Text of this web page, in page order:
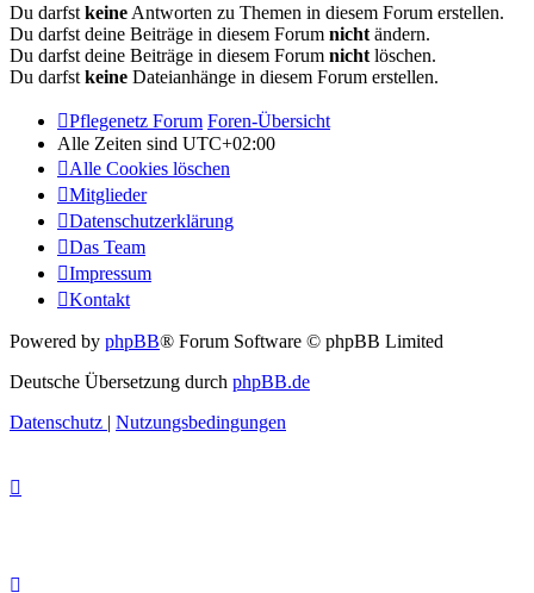
Du darfst keine Antworten zu Themen in diesem Forum erstellen.
Du darfst deine Beiträge in diesem Forum nicht ändern.
Du darfst deine Beiträge in diesem Forum nicht löschen.
Du darfst keine Dateianhänge in diesem Forum erstellen.
Pflegenetz Forum Foren-Übersicht
Alle Zeiten sind UTC+02:00
Alle Cookies löschen
Mitglieder
Datenschutzerklärung
Das Team
Impressum
Kontakt
Powered by phpBB® Forum Software © phpBB Limited
Deutsche Übersetzung durch phpBB.de
Datenschutz | Nutzungsbedingungen